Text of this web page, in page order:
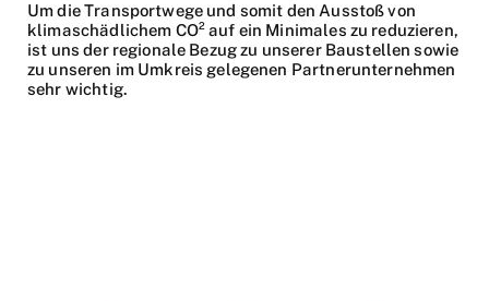
Um die Transportwege und somit den Ausstoß von
klimaschädlichem CO² auf ein Minimales zu reduzieren,
ist uns der regionale Bezug zu unserer Baustellen sowie
zu unseren im Umkreis gelegenen Partnerunternehmen
sehr wichtig.